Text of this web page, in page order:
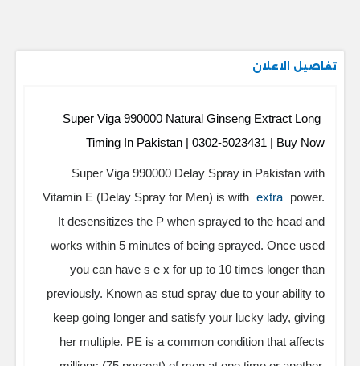
تفاصيل الاعلان
Super Viga 990000 Natural Ginseng Extract Long
Timing In Pakistan | 0302-5023431 | Buy Now
Super Viga 990000 Delay Spray in Pakistan with
Vitamin E (Delay Spray for Men) is with extra power.
It desensitizes the P when sprayed to the head and
works within 5 minutes of being sprayed. Once used
you can have s e x for up to 10 times longer than
previously. Known as stud spray due to your ability to
keep going longer and satisfy your lucky lady, giving
her multiple. PE is a common condition that affects